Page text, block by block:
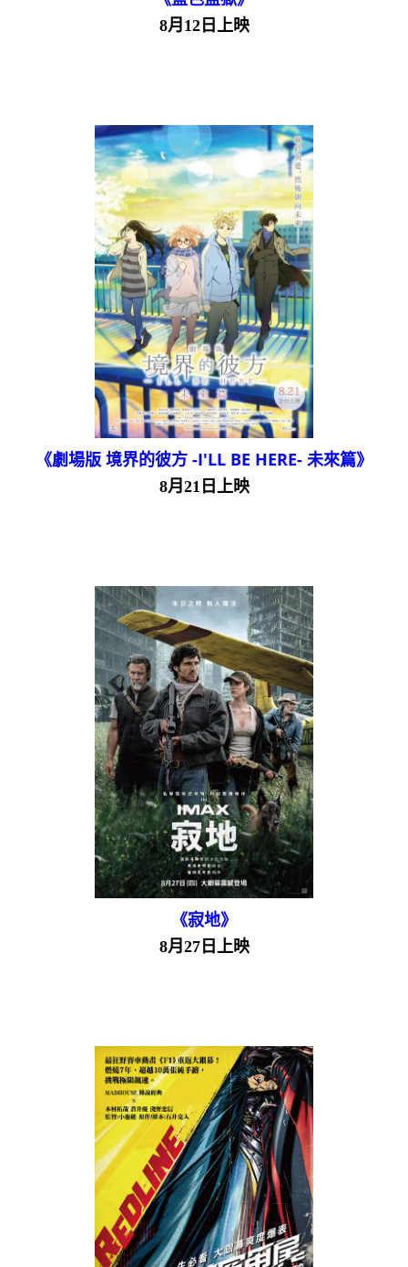
8月12日上映
《劇場版 境界的彼方 -I'LL BE HERE- 未來篇》
8月21日上映
《寂地》
8月27日上映